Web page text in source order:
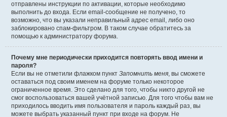
отправлены инструкции по активации, которые необходимо
выполнить до входа. Если email-сообщение не получено, то
возможно, что вы указали неправильный адрес email, либо оно
заблокировано спам-фильтром. В таком случае обратитесь за
помощью к администратору форума.
Почему мне периодически приходится повторять ввод имени и
пароля?
Если вы не отметили флажком пункт Запомнить меня, вы сможете
оставаться под своим именем на форуме только некоторое
ограниченное время. Это сделано для того, чтобы никто другой не
смог воспользоваться вашей учётной записью. Для того чтобы вам не
приходилось вводить имя пользователя и пароль каждый раз, вы
можете выбрать указанный пункт при входе на форум. Не